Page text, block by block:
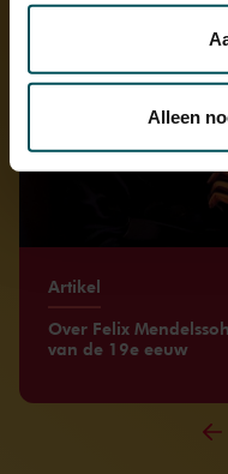
Via de
We werken samen met
kunnen ontvangen en
Alleen
Artikel
Over Felix
van de 19e eeuw